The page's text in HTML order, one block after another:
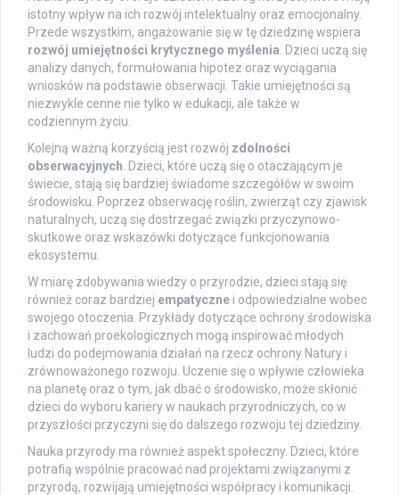
istotny wpływ na ich rozwój intelektualny oraz emocjonalny.
Przede wszystkim, angażowanie się w tę dziedzinę wspiera
rozwój umiejętności krytycznego myślenia . Dzieci uczą się
analizy danych, formułowania hipotez oraz wyciągania
wniosków na podstawie obserwacji. Takie umiejętności są
niezwykle cenne nie tylko w edukacji, ale także w
codziennym życiu.
Kolejną ważną korzyścią jest rozwój zdolności
obserwacyjnych . Dzieci, które uczą się o otaczającym je
świecie, stają się bardziej świadome szczegółów w swoim
środowisku. Poprzez obserwację roślin, zwierząt czy zjawisk
naturalnych, uczą się dostrzegać związki przyczynowo-
skutkowe oraz wskazówki dotyczące funkcjonowania
ekosystemu.
W miarę zdobywania wiedzy o przyrodzie, dzieci stają się
również coraz bardziej empatyczne i odpowiedzialne wobec
swojego otoczenia. Przykłady dotyczące ochrony środowiska
i zachowań proekologicznych mogą inspirować młodych
ludzi do podejmowania działań na rzecz ochrony Natury i
zrównoważonego rozwoju. Uczenie się o wpływie człowieka
na planetę oraz o tym, jak dbać o środowisko, może skłonić
dzieci do wyboru kariery w naukach przyrodniczych, co w
przyszłości przyczyni się do dalszego rozwoju tej dziedziny.
Nauka przyrody ma również aspekt społeczny. Dzieci, które
potrafią wspólnie pracować nad projektami związanymi z
przyrodą, rozwijają umiejętności współpracy i komunikacji.